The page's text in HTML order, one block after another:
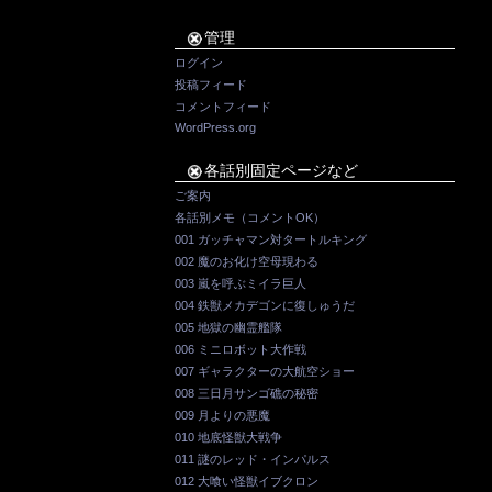
管理
ログイン
投稿フィード
コメントフィード
WordPress.org
各話別固定ページなど
ご案内
各話別メモ（コメントOK）
001 ガッチャマン対タートルキング
002 魔のお化け空母現わる
003 嵐を呼ぶミイラ巨人
004 鉄獣メカデゴンに復しゅうだ
005 地獄の幽霊艦隊
006 ミニロボット大作戦
007 ギャラクターの大航空ショー
008 三日月サンゴ礁の秘密
009 月よりの悪魔
010 地底怪獣大戦争
011 謎のレッド・インパルス
012 大喰い怪獣イブクロン